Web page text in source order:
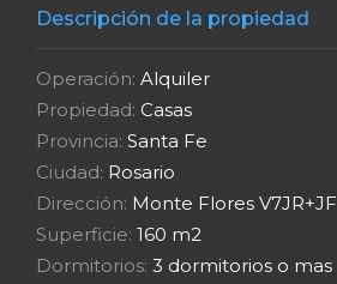
Descripción de la propiedad
Operación: Alquiler
Propiedad: Casas
Provincia: Santa Fe
Ciudad: Rosario
Dirección: Monte Flores V7JR+JF
Superficie: 160 m2
Dormitorios: 3 dormitorios o mas